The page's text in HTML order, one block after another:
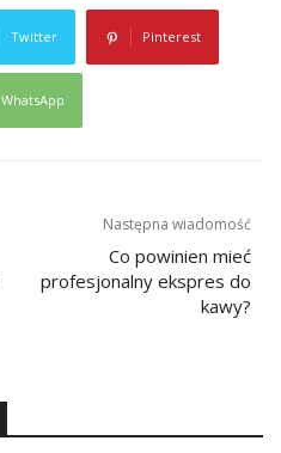
Twitter Pinterest
WhatsApp
Następna wiadomość
Co powinien mieć
profesjonalny ekspres do
kawy?